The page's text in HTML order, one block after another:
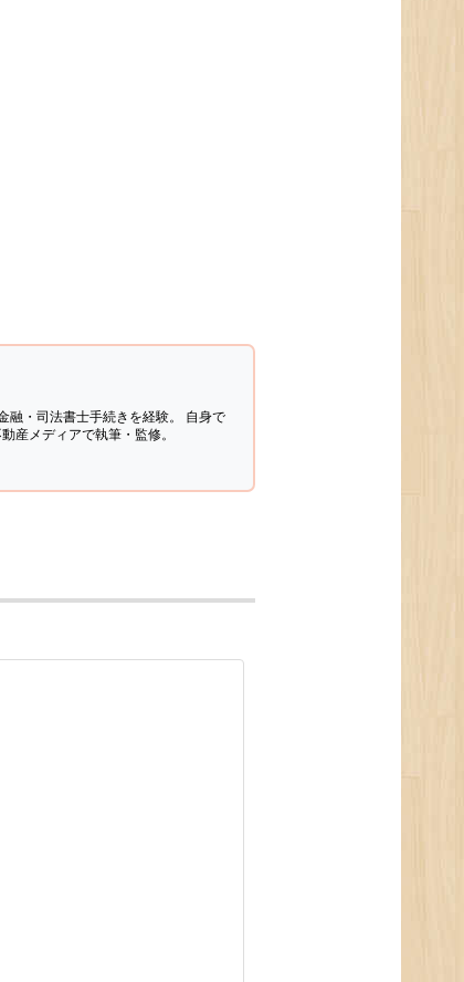
・司法書士手続きを経験。 自身で
産メディアで執筆・監修。